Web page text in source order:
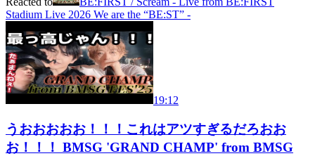
Stadium Live 2026 We are the “BE:ST” -
19:12
うおおおおお！！！これはアツすぎるだろおお
お！！！ BMSG 'GRAND CHAMP' from BMSG